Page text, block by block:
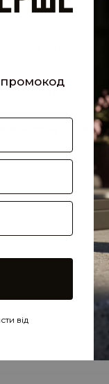
Вам на пошту!
особистим
промокод
від